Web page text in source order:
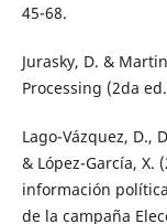
45-68.
Jurasky, D. &
Processing (2da
Lago-Vázquez, D.,
& López-García, X.
información
de la campaña